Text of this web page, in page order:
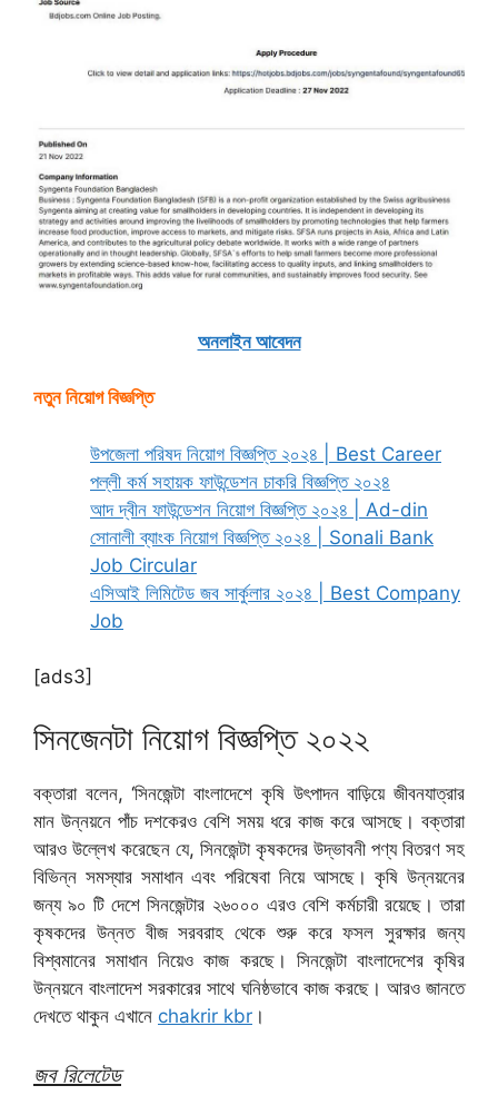
অনলাইন আবেদন
নতুন নিয়োগ বিজ্ঞপ্তি
উপজেলা পরিষদ নিয়োগ বিজ্ঞপ্তি ২০২৪ | Best Career
পল্লী কর্ম সহায়ক ফাউন্ডেশন চাকরি বিজ্ঞপ্তি ২০২৪
আদ দ্বীন ফাউন্ডেশন নিয়োগ বিজ্ঞপ্তি ২০২৪ | Ad-din
সোনালী ব্যাংক নিয়োগ বিজ্ঞপ্তি ২০২৪ | Sonali Bank
Job Circular
এসিআই লিমিটেড জব সার্কুলার ২০২৪ | Best Company
Job
[ads3]
সিনজেনটা নিয়োগ বিজ্ঞপ্তি ২০২২
বক্তারা বলেন, ‘সিনজেন্টা বাংলাদেশে কৃষি উৎপাদন বাড়িয়ে জীবনযাত্রার
মান উন্নয়নে পাঁচ দশকেরও বেশি সময় ধরে কাজ করে আসছে। বক্তারা
আরও উল্লেখ করেছেন যে, সিনজেন্টা কৃষকদের উদ্ভাবনী পণ্য বিতরণ সহ
বিভিন্ন সমস্যার সমাধান এবং পরিষেবা নিয়ে আসছে। কৃষি উন্নয়নের
জন্য ৯০ টি দেশে সিনজেন্টার ২৬০০০ এরও বেশি কর্মচারী রয়েছে। তারা
কৃষকদের উন্নত বীজ সরবরাহ থেকে শুরু করে ফসল সুরক্ষার জন্য
বিশ্বমানের সমাধান নিয়েও কাজ করছে। সিনজেন্টা বাংলাদেশের কৃষির
উন্নয়নে বাংলাদেশ সরকারের সাথে ঘনিষ্ঠভাবে কাজ করছে। আরও জানতে
দেখতে থাকুন এখানে chakrir kbr ।
জব রিলেটেড